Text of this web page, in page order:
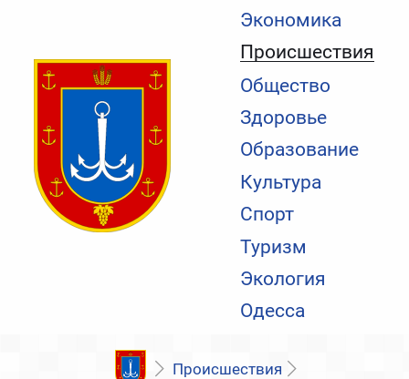
Экономика
Происшествия
Общество
Здоровье
Образование
Культура
Спорт
Туризм
Экология
Одесса
Происшествия